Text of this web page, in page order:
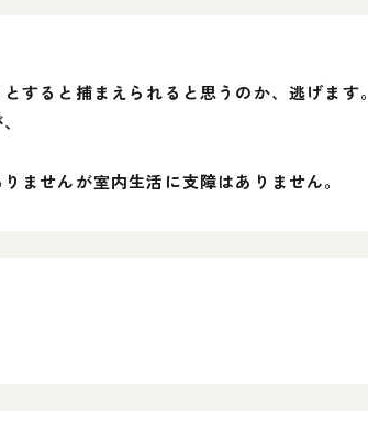
すると捕まえられると思うのか、逃げます。
ませんが室内生活に支障はありません。